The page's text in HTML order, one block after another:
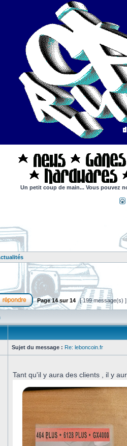
Un petit coup de main... Vous pouvez
Page14sur14 [ 199 message(s)
Sujet du message : Re: leboncoin.fr
Tant qu'il y aura des clients , il y